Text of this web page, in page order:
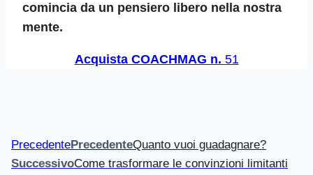
comincia da un pensiero libero nella nostra
mente.
Acquista COACHMAG n. 51
PrecedentePrecedenteQuanto vuoi guadagnare?
SuccessivoCome trasformare le convinzioni limitanti